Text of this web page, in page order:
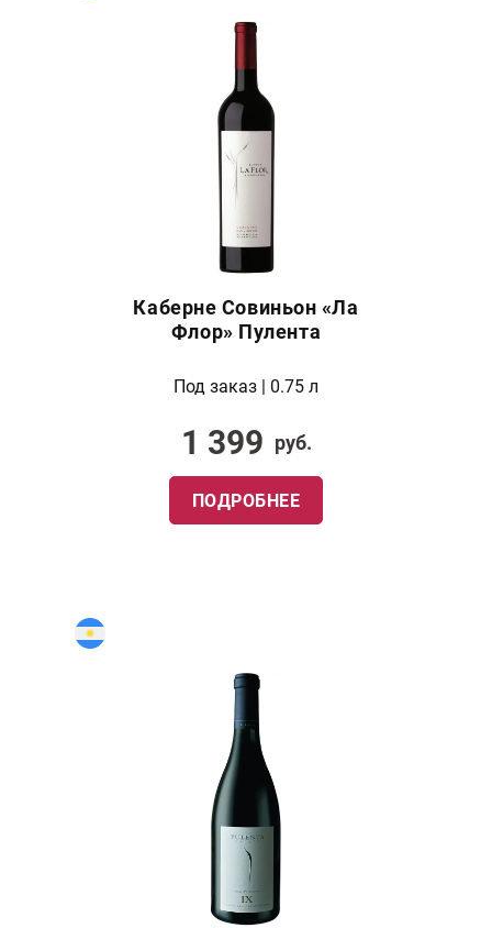
Каберне Совиньон «Ла
Флор» Пулента
Под заказ | 0.75 л
1 399 руб.
ПОДРОБНЕЕ